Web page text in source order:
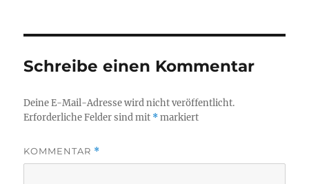
Schreibe einen Kommentar
Deine E-Mail-Adresse wird nicht veröffentlicht.
Erforderliche Felder sind mit *markiert
KOMMENTAR *